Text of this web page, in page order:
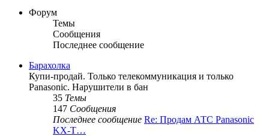
Форум
Темы
Сообщения
Последнее сообщение
Барахолка
Купи-продай. Только телекоммуникация и только
Panasonic. Нарушители в бан
35 Темы
147 Сообщения
Последнее сообщение Re: Продам АТС Panasonic
KX-T…